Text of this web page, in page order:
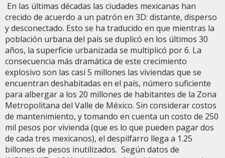
En las últimas décadas las ciudades mexicanas han
crecido de acuerdo a un patrón en 3D: distante, disperso
y desconectado. Esto se ha traducido en que mientras la
población urbana del país se duplicó en los últimos 30
años, la superficie urbanizada se multiplicó por 6. La
consecuencia más dramática de este crecimiento
explosivo son las casi 5 millones las viviendas que se
encuentran deshabitadas en el país, número suficiente
para albergar a los 20 millones de habitantes de la Zona
Metropolitana del Valle de México. Sin considerar costos
de mantenimiento, y tomando en cuenta un costo de 250
mil pesos por vivienda (que es lo que pueden pagar dos
de cada tres mexicanos), el despilfarro llega a 1.25
billones de pesos inutilizados. Según datos de